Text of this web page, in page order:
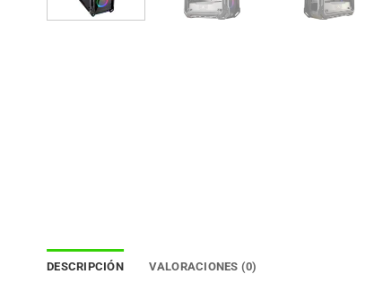
DESCRIPCIÓN VALORACIONES (0)